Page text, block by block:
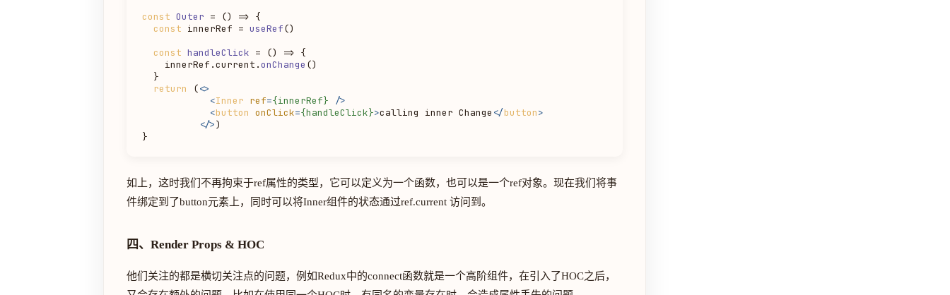
const Outer = () => {
const innerRef = useRef()
const handleClick = () => {
    innerRef.
current .onChange ()
  }
return
(<>
<Inner ref={innerRef} />
<button onClick={handleClick}>calling inner Change </button>
</>)
如上，这时我们不再拘束于ref属性的类型，它可以定义为一个函数，也可以是一个ref对象。现在我们将事
件绑定到了button元素上，同时可以将Inner组件的状态通过ref.current 访问到。
四、Render Props & HOC
他们关注的都是横切关注点的问题，例如Redux中的connect函数就是一个高阶组件，在引入了HOC之后，